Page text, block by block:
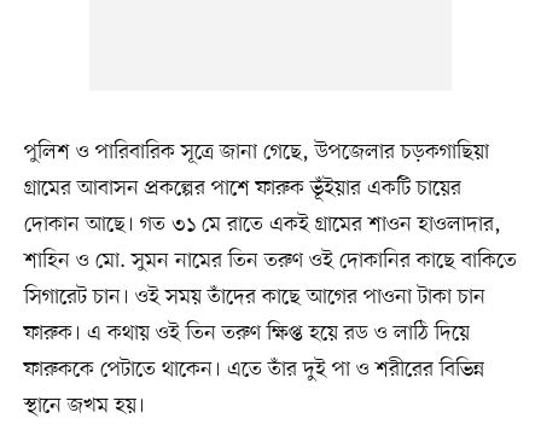
পুলিশ ও পারিবারিক সূত্রে জানা গেছে, উপজেলার চড়কগাছিয়া
গ্রামের আবাসন প্রকল্পের পাশে ফারুক ভূঁইয়ার একটি চায়ের
দোকান আছে। গত ৩১ মে রাতে একই গ্রামের শাওন হাওলাদার,
শাহিন ও মো. সুমন নামের তিন তরুণ ওই দোকানির কাছে বাকিতে
সিগারেট চান। ওই সময় তাঁদের কাছে আগের পাওনা টাকা চান
ফারুক। এ কথায় ওই তিন তরুণ ক্ষিপ্ত হয়ে রড ও লাঠি দিয়ে
ফারুককে পেটাতে থাকেন। এতে তাঁর দুই পা ও শরীরের বিভিন্ন
স্থানে জখম হয়।